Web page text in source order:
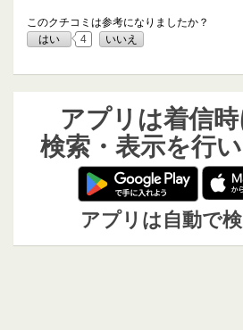
このクチコミは参考になりましたか？
はい
4 いいえ
アプリは着信
検索・表示を行
アプリは自動で